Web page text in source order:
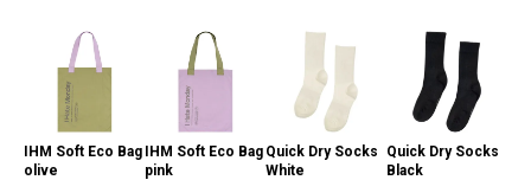
IHM Soft Eco Bag
olive
IHM Soft Eco Bag
pink
Quick Dry Socks
White
Quick Dry Socks
Black